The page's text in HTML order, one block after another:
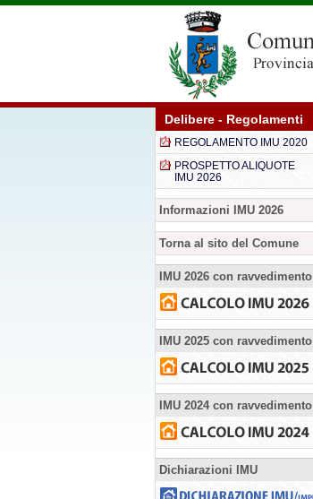
Delibere - Regolamenti
REGOLAMENTO IMU 2020
PROSPETTO ALIQUOTE
IMU 2026
Informazioni IMU 2026
Torna al sito del Comune
IMU 2026 con ravvedimento
IMU 2025 con ravvedimento
IMU 2024 con ravvedimento
Dichiarazioni IMU